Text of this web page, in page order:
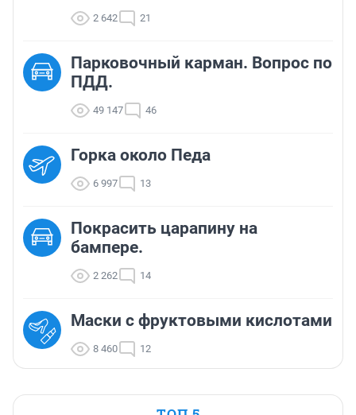
2 642 21
Парковочный карман. Вопрос по
ПДД.
49 147 46
Горка около Педа
6 997 13
Покрасить царапину на
бампере.
2 262 14
Маски с фруктовыми кислотами
8 460 12